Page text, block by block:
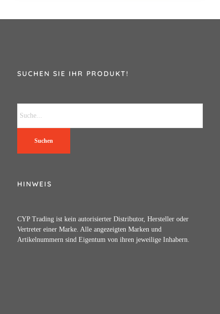
SUCHEN SIE IHR PRODUKT!
Suchen
HINWEIS
CYP Trading ist kein autorisierter Distributor, Hersteller oder
Vertreter einer Marke. Alle angezeigten Marken und
Artikelnummern sind Eigentum von ihren jeweilige Inhabern.